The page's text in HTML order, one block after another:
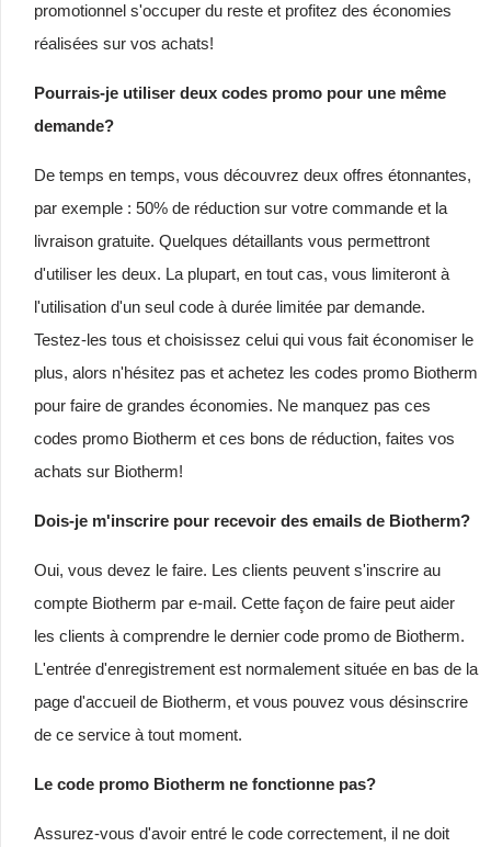
promotionnel s'occuper du reste et profitez des économies
réalisées sur vos achats!
Pourrais-je utiliser deux codes promo pour une même
demande?
De temps en temps, vous découvrez deux offres étonnantes,
par exemple : 50% de réduction sur votre commande et la
livraison gratuite. Quelques détaillants vous permettront
d'utiliser les deux. La plupart, en tout cas, vous limiteront à
l'utilisation d'un seul code à durée limitée par demande.
Testez-les tous et choisissez celui qui vous fait économiser le
plus, alors n'hésitez pas et achetez les codes promo Biotherm
pour faire de grandes économies. Ne manquez pas ces
codes promo Biotherm et ces bons de réduction, faites vos
achats sur Biotherm!
Dois-je m'inscrire pour recevoir des emails de Biotherm?
Oui, vous devez le faire. Les clients peuvent s'inscrire au
compte Biotherm par e-mail. Cette façon de faire peut aider
les clients à comprendre le dernier code promo de Biotherm.
L'entrée d'enregistrement est normalement située en bas de la
page d'accueil de Biotherm, et vous pouvez vous désinscrire
de ce service à tout moment.
Le code promo Biotherm ne fonctionne pas?
Assurez-vous d'avoir entré le code correctement, il ne doit